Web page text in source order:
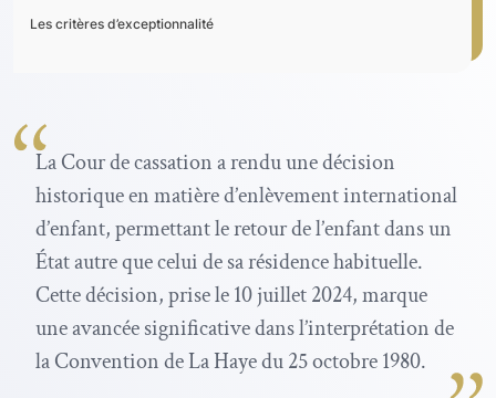
Les critères d’exceptionnalité
La Cour de cassation a rendu une décision
historique en matière d’enlèvement international
d’enfant, permettant le retour de l’enfant dans un
État autre que celui de sa résidence habituelle.
Cette décision, prise le 10 juillet 2024, marque
une avancée significative dans l’interprétation de
la Convention de La Haye du 25 octobre 1980.